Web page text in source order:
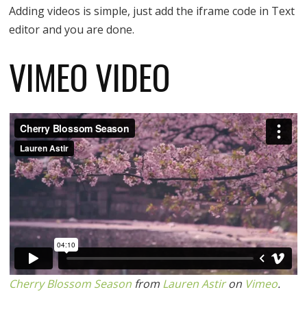
Adding videos is simple, just add the iframe code in Text
editor and you are done.
VIMEO VIDEO
Cherry Blossom Season from Lauren Astiron Vimeo.